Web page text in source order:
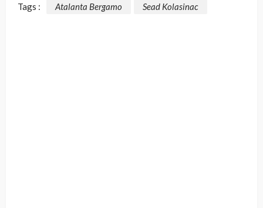
Tags : Atalanta Bergamo Sead Kolasinac